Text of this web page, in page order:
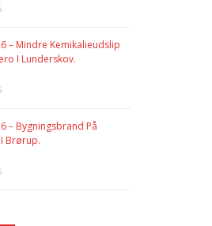
– Mindre Kemikalieudslip
I Lunderskov.
– Bygningsbrand På
Brørup.